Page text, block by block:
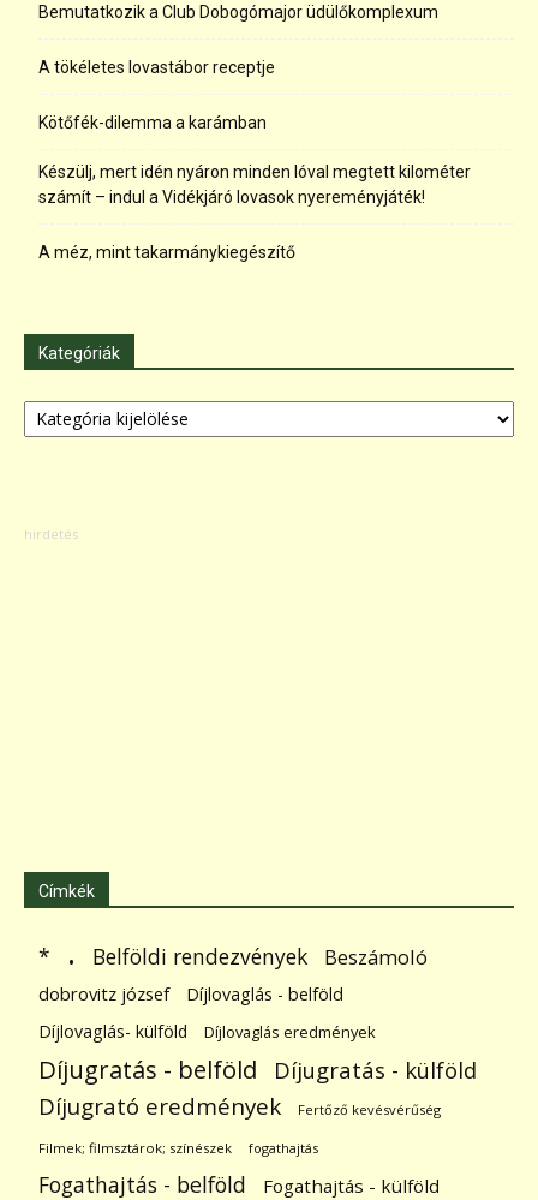
Bemutatkozik a Club Dobogómajor üdülőkomplexum
A tökéletes lovastábor receptje
Kötőfék-dilemma a karámban
Készülj, mert idén nyáron minden lóval megtett kilométer
számít – indul a Vidékjáró lovasok nyereményjáték!
A méz, mint takarmánykiegészítő
Kategóriák
Kategóriák
Címkék
* . Belföldi rendezvények Beszámoló
dobrovitz józsef
Díjlovaglás - belföld
Díjlovaglás- külföld
Díjlovaglás eredmények
Díjugratás - belföld Díjugratás - külföld
Díjugrató eredmények Fertőző kevésvérűség
Filmek; filmsztárok; színészek fogathajtás
Fogathajtás - belföld Fogathajtás - külföld